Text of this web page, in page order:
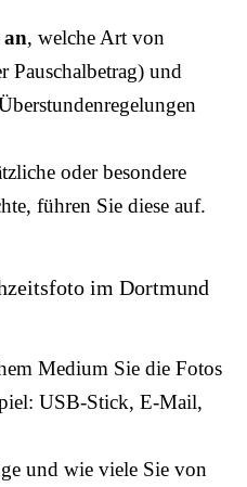
an, welche Art von
Pauschalbetrag) und
oder besondere
führen Sie diese auf.
Medium Sie die Fotos
USB-Stick, E-Mail,
und wie viele Sie von